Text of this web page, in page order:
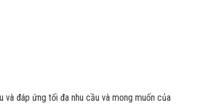
và đáp ứng tối đa nhu cầu và mong muốn của